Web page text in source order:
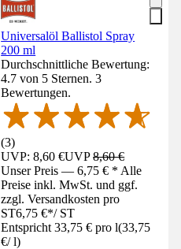
Universalöl Ballistol Spray
200 ml
Durchschnittliche Bewertung:
4.7 von 5 Sternen. 3
Bewertungen.
(3)
UVP: 8,60 €UVP8,60 €
Unser Preis — 6,75 € * Alle
Preise inkl. MwSt. und ggf.
zzgl. Versandkosten pro
ST6,75 €*/ ST
Entspricht 33,75 € pro l(33,75
€/ l)